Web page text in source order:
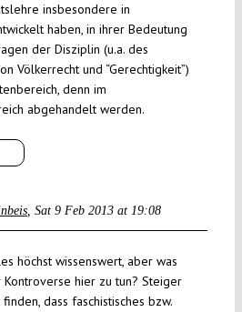
insbesondere in
haben, in ihrer Bedeutung
der Disziplin (u.a. des
Völkerrecht und “Gerechtigkeit”)
denn im
abgehandelt werden.
Sat 9 Feb 2013 at 19:08
höchst wissenswert, aber was
hier zu tun? Steiger
dass faschistisches bzw.